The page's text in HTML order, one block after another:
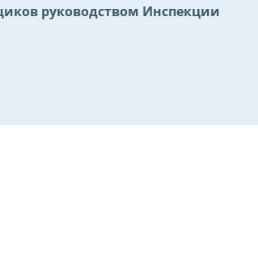
руководством Инспекции